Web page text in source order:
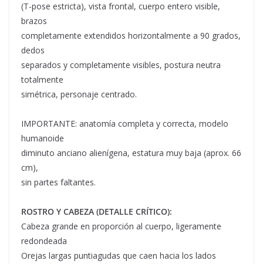
(T-pose estricta), vista frontal, cuerpo entero visible,
brazos
completamente extendidos horizontalmente a 90 grados,
dedos
separados y completamente visibles, postura neutra
totalmente
simétrica, personaje centrado.
IMPORTANTE: anatomía completa y correcta, modelo
humanoide
diminuto anciano alienígena, estatura muy baja (aprox. 66
cm),
sin partes faltantes.
ROSTRO Y CABEZA (DETALLE CRÍTICO):
Cabeza grande en proporción al cuerpo, ligeramente
redondeada
Orejas largas puntiagudas que caen hacia los lados